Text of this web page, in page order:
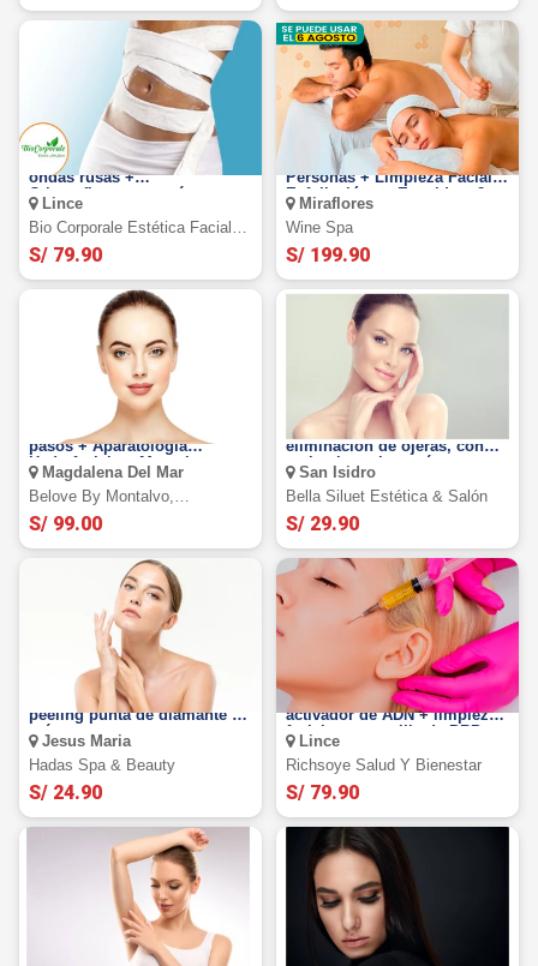
Yesoterapia con lipoláser +
ondas rusas +
Crioreafirmante y más
Lince
Bio Corporale Estética Facial Y
Corporal
S/ 79.90
Masaje Relajante para 2
Personas + Limpieza Facial +
Exfoliación en Espalda + 2
Copas de Vino con Wine Spa
Miraflores
Wine Spa
S/ 199.90
Limpieza Facial Unisex en 15
pasos + Aparatología
Hydrafacial en Montalvo
Bolognesi!
Magdalena Del Mar
Belove By Montalvo,
Magdalena.
S/ 99.00
¡Adiós ojeras! Tratamiento de
eliminación de ojeras, con
carboxiterapia y más.
San Isidro
Bella Siluet Estética & Salón
S/ 29.90
Limpieza facial profunda +
peeling punta de diamante y
más
Jesus Maria
Hadas Spa & Beauty
S/ 24.90
Plasma Rico en Plaquetas +
activador de ADN + limpieza
facial + mascarilla de PRP y
más
Lince
Richsoye Salud Y Bienestar
S/ 79.90